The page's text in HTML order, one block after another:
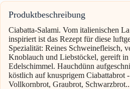
Produktbeschreibung
Ciabatta-Salami. Vom italienischen
inspiriert ist das Rezept für diese
Spezialität: Reines Schweinefleisch,
Knoblauch und Liebstöckel, gereift in
Edelschimmel. Hauchdünn
köstlich auf knusprigem Ciabattabrot
Vollkornbrot, Graubrot,